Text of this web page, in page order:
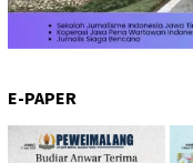
E-PAPER